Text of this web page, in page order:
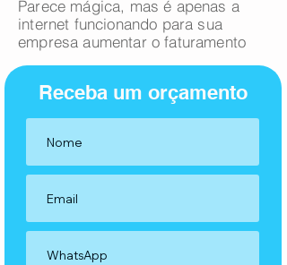
Parece mágica, mas é apenas a
internet funcionando para sua
empresa aumentar o faturamento
Receba um orçamento